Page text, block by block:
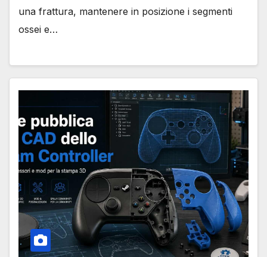
una frattura, mantenere in posizione i segmenti
ossei e…